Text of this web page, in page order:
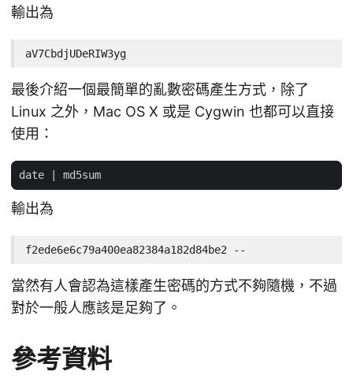
輸出為
aV7CbdjUDeRIW3yg
最後介紹一個最簡單的亂數密碼產生方式，除了
Linux 之外，Mac OS X 或是 Cygwin 也都可以直接
使用：
date
輸出為
f2ede6e6c79a400ea82384a182d84be2 --
當然有人會認為這樣產生密碼的方式不夠隨機，不過
對於一般人應該是足夠了。
參考資料